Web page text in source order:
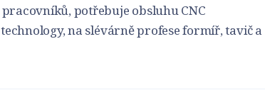
potřebuje obsluhu CNC
na slévárně profese formíř, tavič a